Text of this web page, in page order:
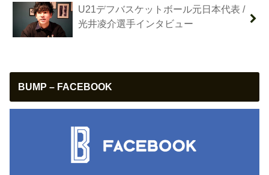
U21デフバスケットボール元日本代表 /
光井凌介選手インタビュー
BUMP – FACEBOOK